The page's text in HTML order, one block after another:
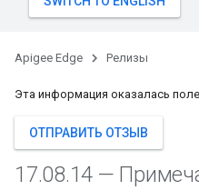
Apigee Edge Релизы
Эта информация оказалась
ОТПРАВИТЬ ОТЗЫВ
17.08.14 —